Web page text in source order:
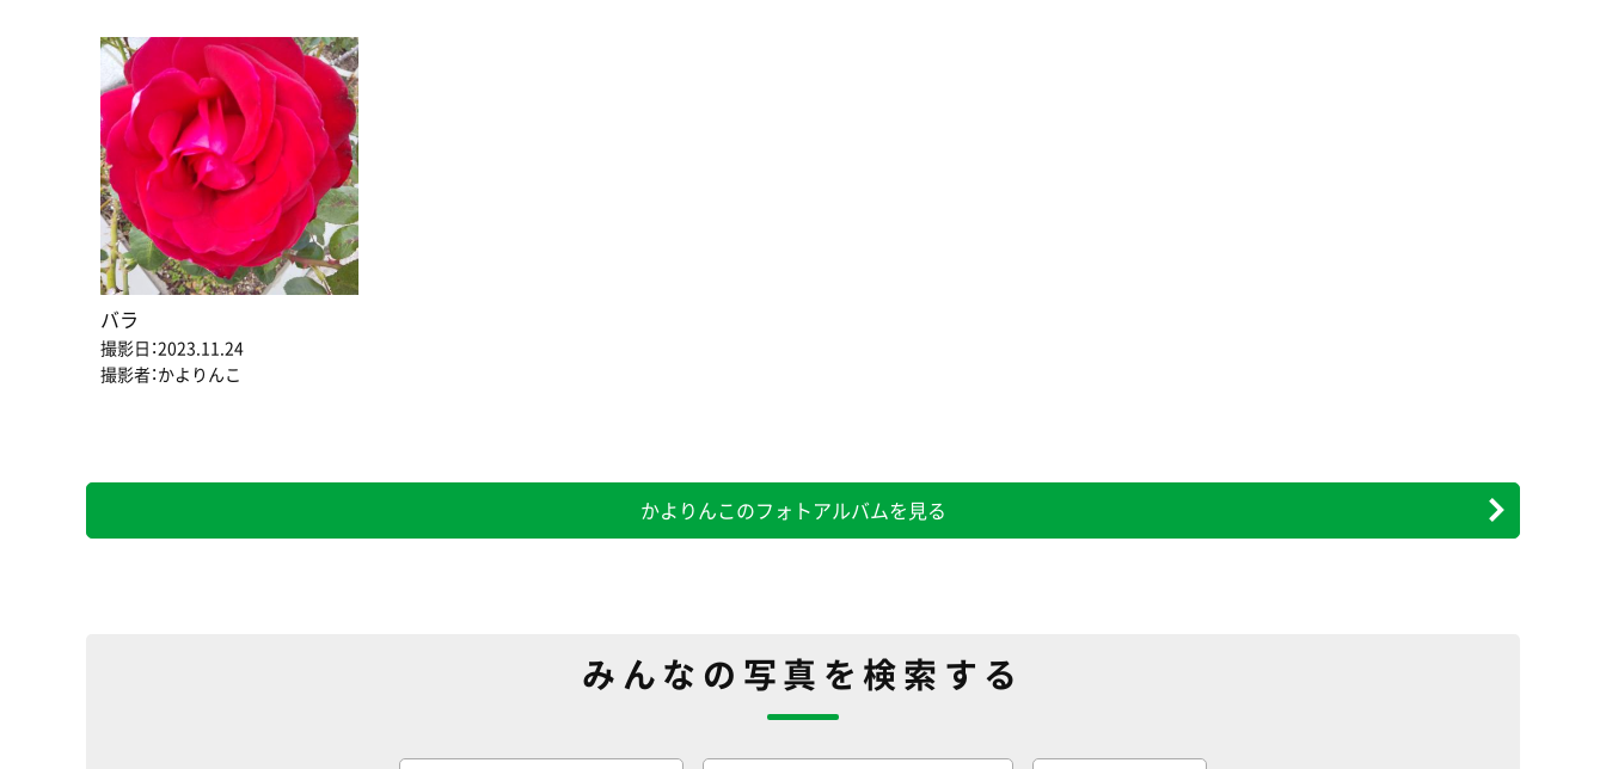
バラ
撮影日：2023.11.24
撮影者：かよりんこ
かよりんこのフォトアルバムを見る
みんなの写真を検索する